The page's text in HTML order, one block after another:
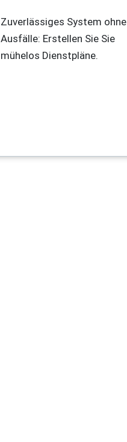
Zuverlässiges System ohne
Ausfälle: Erstellen Sie Sie
mühelos Dienstpläne.